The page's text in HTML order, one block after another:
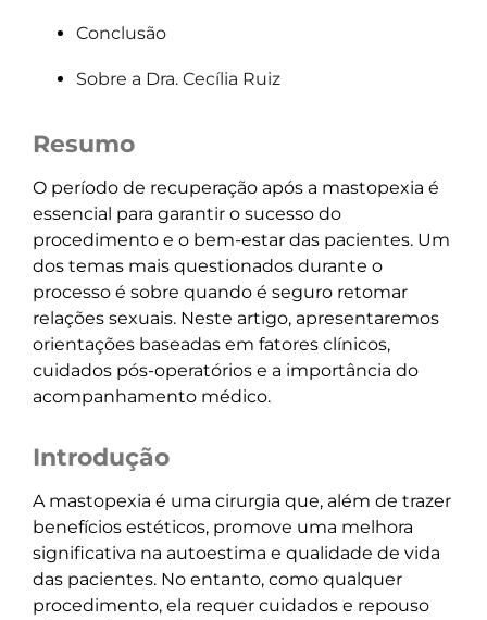
Conclusão
Sobre a Dra. Cecília Ruiz
Resumo
O período de recuperação após a mastopexia é
essencial para garantir o sucesso do
procedimento e o bem-estar das pacientes. Um
dos temas mais questionados durante o
processo é sobre quando é seguro retomar
relações sexuais. Neste artigo, apresentaremos
orientações baseadas em fatores clínicos,
cuidados pós-operatórios e a importância do
acompanhamento médico.
Introdução
A mastopexia é uma cirurgia que, além de trazer
benefícios estéticos, promove uma melhora
significativa na autoestima e qualidade de vida
das pacientes. No entanto, como qualquer
procedimento, ela requer cuidados e repouso